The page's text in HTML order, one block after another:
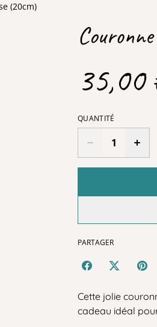
(20cm)
35,00
QUANTITÉ
PARTAGER
Cette jolie
cadeau idéal